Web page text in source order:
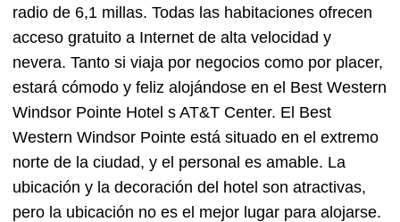
radio de 6,1 millas. Todas las habitaciones ofrecen
acceso gratuito a Internet de alta velocidad y
nevera. Tanto si viaja por negocios como por placer,
estará cómodo y feliz alojándose en el Best Western
Windsor Pointe Hotel s AT&T Center. El Best
Western Windsor Pointe está situado en el extremo
norte de la ciudad, y el personal es amable. La
ubicación y la decoración del hotel son atractivas,
pero la ubicación no es el mejor lugar para alojarse.